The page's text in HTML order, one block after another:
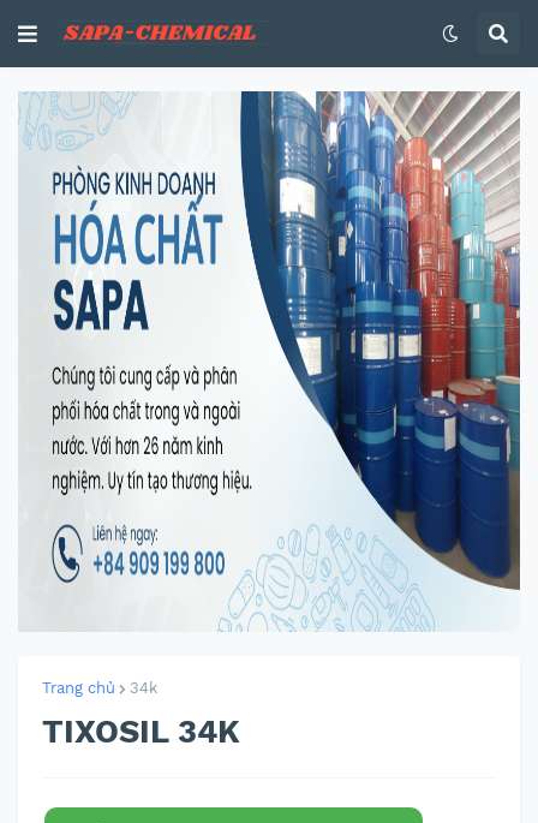
Trang chủ 34k
TIXOSIL 34K